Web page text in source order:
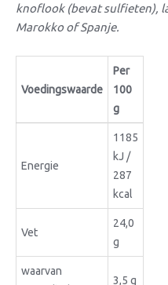
knoflook (bevat sulfieten),
Marokko of Spanje.
Voedingswaarde
Per
100
g
Energie
1185
kJ /
287
kcal
Vet
24,0
g
waarvan
3,5 g